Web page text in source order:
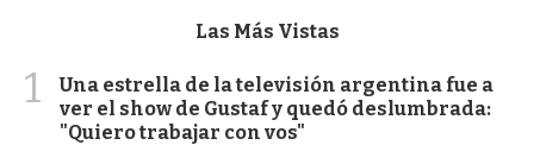
Las Más Vistas
1
Una estrella de la televisión argentina fue a
ver el show de Gustaf y quedó deslumbrada:
"Quiero trabajar con vos"